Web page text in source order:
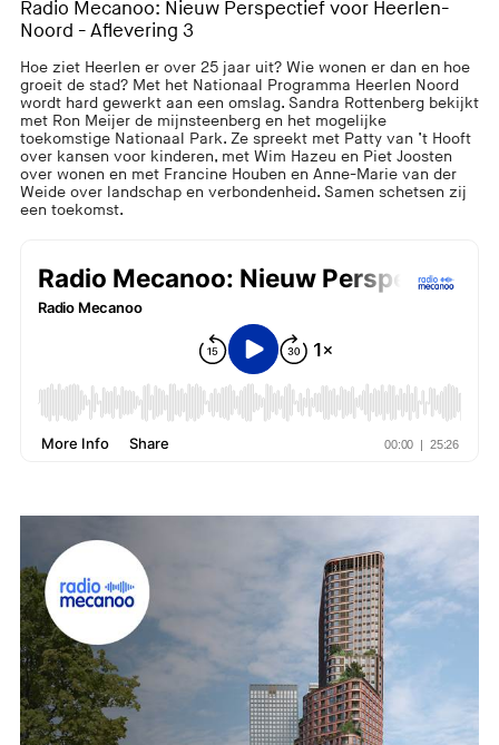
Radio Mecanoo: Nieuw Perspectief voor Heerlen-
Noord - Aflevering 3
Hoe ziet Heerlen er over 25 jaar uit? Wie wonen er dan en hoe
groeit de stad? Met het Nationaal Programma Heerlen Noord
wordt hard gewerkt aan een omslag. Sandra Rottenberg bekijkt
met Ron Meijer de mijnsteenberg en het mogelijke
toekomstige Nationaal Park. Ze spreekt met Patty van ’t Hooft
over kansen voor kinderen, met Wim Hazeu en Piet Joosten
over wonen en met Francine Houben en Anne-Marie van der
Weide over landschap en verbondenheid. Samen schetsen zij
een toekomst.